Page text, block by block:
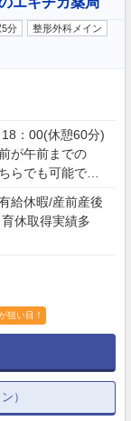
5分
整形外科メイン
：00(休憩60分)
午前までの
らでも可能で
給休暇/産前産後
休取得実績多
狙い目！
）